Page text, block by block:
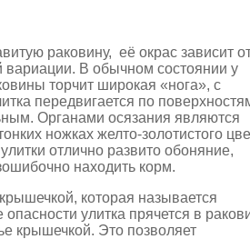
раковину, её окрас зависит
вариации. В обычном состоянии у
торчит широкая «нога», с
передвигается по
Органами осязания являются
ножках желто-золотистого
отлично развито обоняние,
находить корм.
которая называется
улитка прячется в
крышечкой. Это позволяет